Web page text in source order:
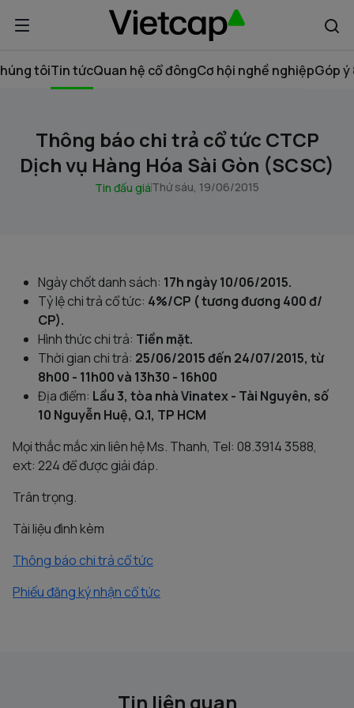
tôiTin tứcQuan hệ cổ đôngCơ hội nghề nghiệpGóp ý
Thông báo chi trả cổ tức CTCP
Dịch vụ Hàng Hóa Sài Gòn (SCSC)
Tin đấu giáThứ sáu, 19/06/2015
Ngày chốt danh sách: 17h ngày 10/06/2015.
Tỷ lệ chi trả cổ tức: 4%/CP ( tương đương 400 đ/
CP).
Hình thức chi trả: Tiền mặt.
Thời gian chi trả: 25/06/2015 đến 24/07/2015, từ
8h00 - 11h00 và 13h30 - 16h00
Địa điểm: Lầu 3, tòa nhà Vinatex - Tài Nguyên, số
10 Nguyễn Huệ, Q.1, TP HCM
Mọi thắc mắc xin liên hệ Ms. Thanh, Tel: 08.3914 3588,
ext: 224 để được giải đáp.
Trân trọng.
Tài liệu đình kèm
Thông báo chi trả cổ tức
Phiếu đăng ký nhận cổ tức
Tin liên quan